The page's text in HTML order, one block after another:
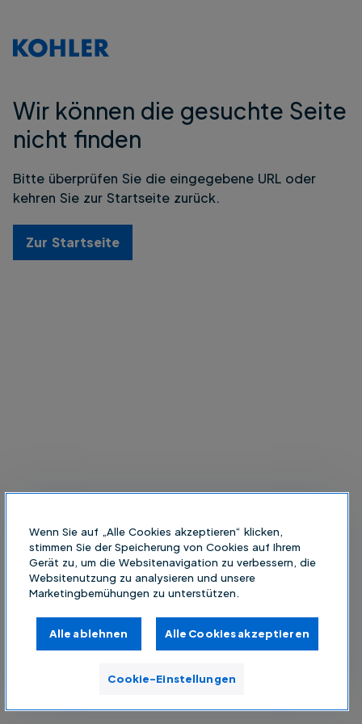
Wir können die gesuchte Seite
nicht finden
Bitte überprüfen Sie die eingegebene URL oder
kehren Sie zur Startseite zurück.
Zur Startseite
Wenn Sie auf „Alle Cookies akzeptieren“ klicken,
stimmen Sie der Speicherung von Cookies auf Ihrem
Gerät zu, um die Websitenavigation zu verbessern, die
Websitenutzung zu analysieren und unsere
Marketingbemühungen zu unterstützen.
Alle ablehnen Alle Cookies akzeptieren
Cookie-Einstellungen